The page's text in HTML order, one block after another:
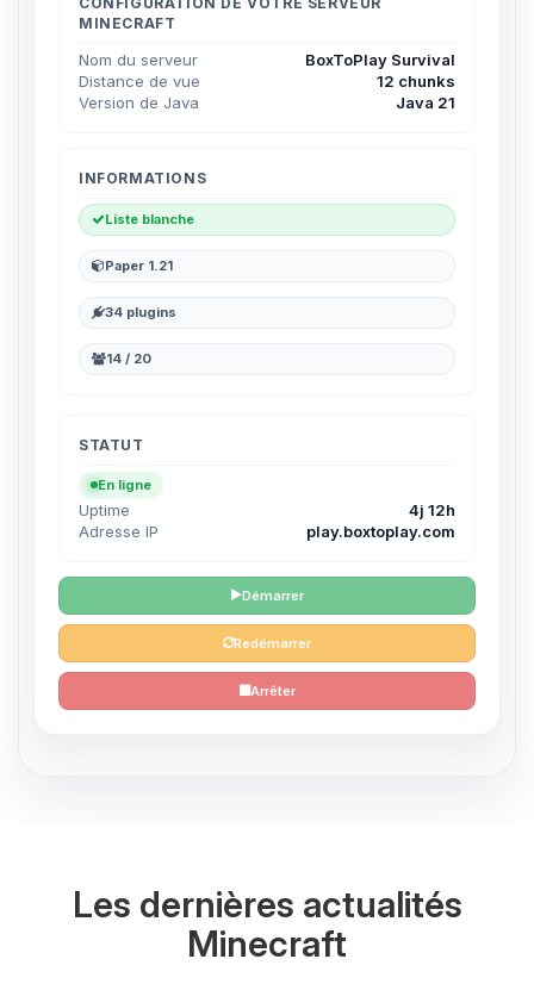
MINECRAFT
Nom du serveur
BoxToPlay Survival
Distance de vue
12 chunks
Version de Java
Java 21
INFORMATIONS
Liste blanche
Paper 1.21
34 plugins
14 / 20
STATUT
En ligne
Uptime
4j 12h
Adresse IP
play.boxtoplay.com
Démarrer
Redémarrer
Arrêter
Les dernières actualités
Minecraft
assistant BoxToPlay. Dis-moi ce dont
tu as besoin et je vais remuer mes
petits circuits pour t’aider.
07/08/2026 à 12:56